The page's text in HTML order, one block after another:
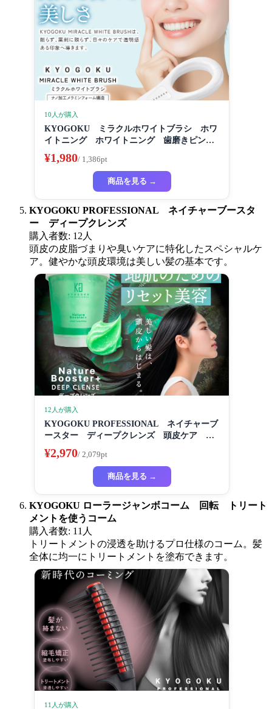
10人が購入
KYOGOKU ミラクルホワイトブラシ ホワ
イトニング ホワイトニング 歯磨きピンク
¥1,980/ 1,386pt
商品を見る →
KYOGOKU PROFESSIONAL ネイチャーブースタ
ー ディープクレンズ
購入者数: 12人
頭皮の皮脂づまりや臭いケアに特化したスペシャルケ
ア。健やかな頭皮環境は美しい髪の基本です。
12人が購入
KYOGOKU PROFESSIONAL ネイチャーブ
ースター ディープクレンズ 頭皮ケア 皮
¥2,970/ 2,079pt
商品を見る →
KYOGOKU ローラージャンボコーム 回転 トリート
メントを使うコーム
購入者数: 11人
トリートメントの浸透を助けるプロ仕様のコーム。髪
全体に均一にトリートメントを塗布できます。
11人が購入